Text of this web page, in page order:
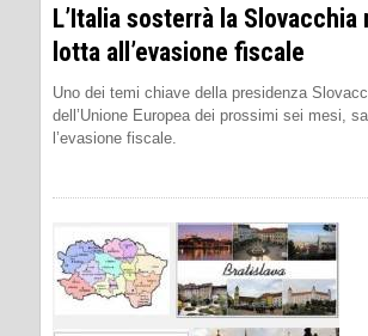
L’Italia sosterrà la Slovacchia
lotta all’evasione fiscale
Uno dei temi chiave della presidenza
dell’Unione Europea dei prossimi sei mesi,
l’evasione fiscale.